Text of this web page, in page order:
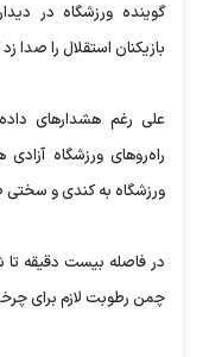
گوینده ورزشگاه در
بازیکنان استقلال را صدا
علی رغم هشدارهای
راه‌روهای ورزشگاه
ورزشگاه به کندی و
در فاصله بیست دقیقه تا
چمن رطوبت لازم برای